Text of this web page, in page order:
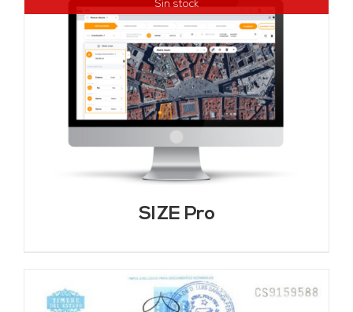
Sin stock
SIZE Pro